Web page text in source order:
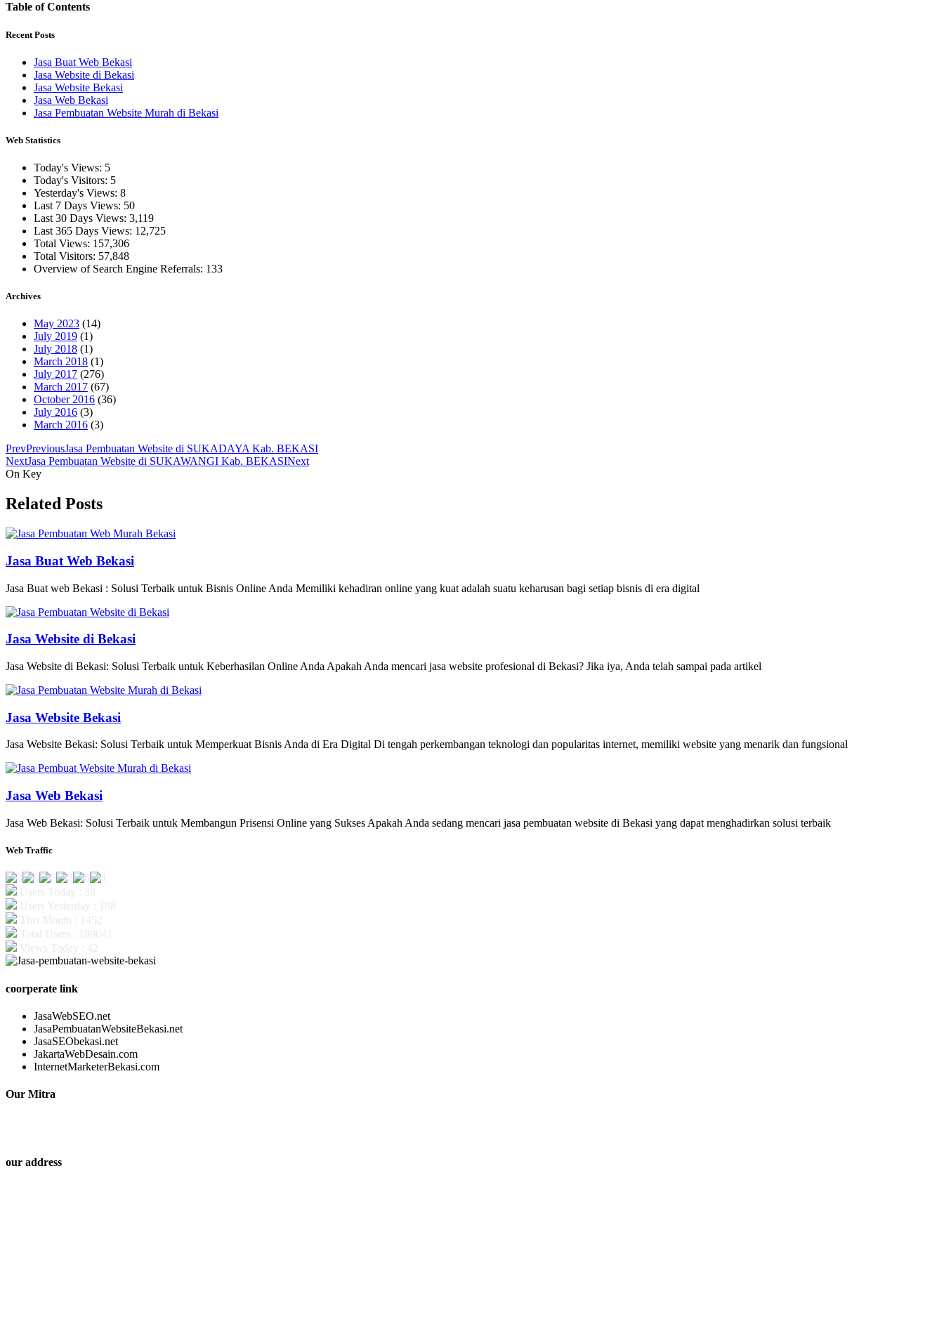
Table of Contents
Recent Posts
Jasa Buat Web Bekasi
Jasa Website di Bekasi
Jasa Website Bekasi
Jasa Web Bekasi
Jasa Pembuatan Website Murah di Bekasi
Web Statistics
Today's Views: 5
Today's Visitors: 5
Yesterday's Views: 8
Last 7 Days Views: 50
Last 30 Days Views: 3,119
Last 365 Days Views: 12,725
Total Views: 157,306
Total Visitors: 57,848
Overview of Search Engine Referrals: 133
Archives
May 2023 (14)
July 2019 (1)
July 2018 (1)
March 2018 (1)
July 2017 (276)
March 2017 (67)
October 2016 (36)
July 2016 (3)
March 2016 (3)
PrevPreviousJasa Pembuatan Website di SUKADAYA Kab. BEKASI
NextJasa Pembuatan Website di SUKAWANGI Kab. BEKASINext
On Key
Related Posts
Jasa Buat Web Bekasi
Jasa Buat web Bekasi : Solusi Terbaik untuk Bisnis Online Anda Memiliki kehadiran online yang kuat adalah suatu keharusan bagi setiap bisnis di era digital
Jasa Website di Bekasi
Jasa Website di Bekasi: Solusi Terbaik untuk Keberhasilan Online Anda Apakah Anda mencari jasa website profesional di Bekasi? Jika iya, Anda telah sampai pada artikel
Jasa Website Bekasi
Jasa Website Bekasi: Solusi Terbaik untuk Memperkuat Bisnis Anda di Era Digital Di tengah perkembangan teknologi dan popularitas internet, memiliki website yang menarik dan fungsional
Jasa Web Bekasi
Jasa Web Bekasi: Solusi Terbaik untuk Membangun Prisensi Online yang Sukses Apakah Anda sedang mencari jasa pembuatan website di Bekasi yang dapat menghadirkan solusi terbaik
Web Traffic
coorperate link
JasaWebSEO.net
JasaPembuatanWebsiteBekasi.net
JasaSEObekasi.net
JakartaWebDesain.com
InternetMarketerBekasi.com
Our Mitra
our address